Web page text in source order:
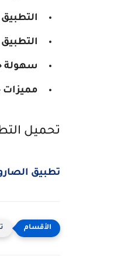
سهولة
مميزات
تحميل
تطبيق